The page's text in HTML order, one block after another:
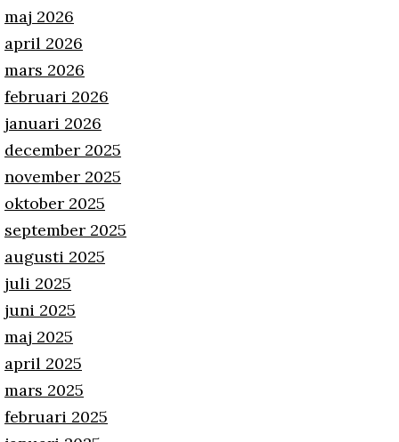
maj 2026
april 2026
mars 2026
februari 2026
januari 2026
december 2025
november 2025
oktober 2025
september 2025
augusti 2025
juli 2025
juni 2025
maj 2025
april 2025
mars 2025
februari 2025